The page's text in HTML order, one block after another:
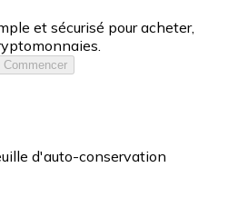
et sécurisé pour acheter,
Commencer
d'auto-conservation